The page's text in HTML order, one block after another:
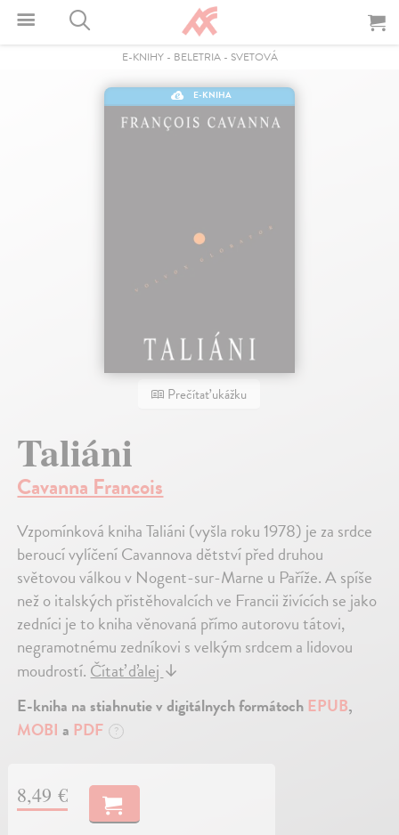
E-KNIHY- BELETRIA- SVETOVÁ
E-KNIHA
Prečítať ukážku
Taliáni
Cavanna Francois
Vzpomínková kniha Taliáni (vyšla roku 1978) je za srdce
beroucí vylíčení Cavannova dětství před druhou
světovou válkou v Nogent-sur-Marne u Paříže. A spíše
než o italských přistěhovalcích ve Francii živících se jako
zedníci je to kniha věnovaná přímo autorovu tátovi,
negramotnému zedníkovi s velkým srdcem a lidovou
moudrostí.Čítať ďalej↓
E-kniha na stiahnutie v digitálnych formátoch EPUB,
MOBI a PDF ?
8,49 €